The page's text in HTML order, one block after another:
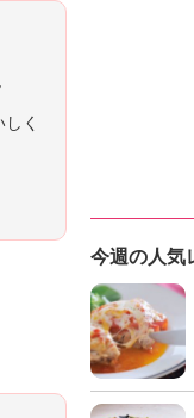
く
今週の人気